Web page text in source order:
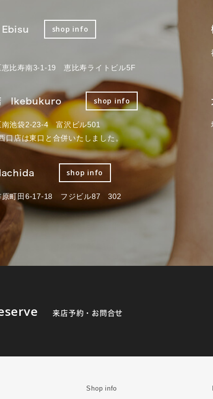
shop info
恵比寿南3-1-19 恵比寿ライトビル5F
店 Ikebukuro shop info
南池袋2-23-4 富沢ビル501
口店は東口と合併いたしました。
shop info
原町田6-17-18 フジビル87 302
来店予約・お問合せ
Shop info